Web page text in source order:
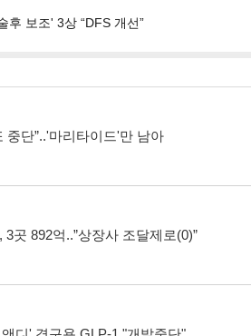
후 보조' 3상 “DFS 개선”
중단”..'마리타이드'만 남아
곳 892억..”상장사 조달제로(0)”